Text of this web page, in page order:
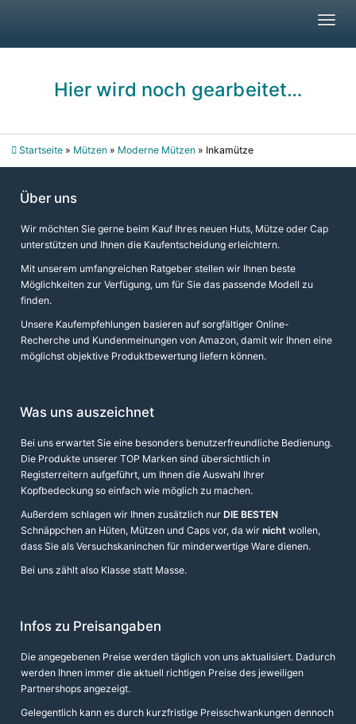
Hier wird noch gearbeitet…
Startseite » Mützen » Moderne Mützen » Inkamütze
Über uns
Wir möchten Sie gerne beim Kauf Ihres neuen Huts, Mütze oder Cap
unterstützen und Ihnen die Kaufentscheidung erleichtern.
Mit unserem umfangreichen Ratgeber stellen wir Ihnen beste
Möglichkeiten zur Verfügung, um für Sie das passende Modell zu
finden.
Unsere Kaufempfehlungen basieren auf sorgfältiger Online-
Recherche und Kundenmeinungen von Amazon, damit wir Ihnen eine
möglichst objektive Produktbewertung liefern können.
Was uns auszeichnet
Bei uns erwartet Sie eine besonders benutzerfreundliche Bedienung.
Die Produkte unserer TOP Marken sind übersichtlich in
Registerreitern aufgeführt, um Ihnen die Auswahl Ihrer
Kopfbedeckung so einfach wie möglich zu machen.
Außerdem schlagen wir Ihnen zusätzlich nur DIE BESTEN
Schnäppchen an Hüten, Mützen und Caps vor, da wir nicht wollen,
dass Sie als Versuchskaninchen für minderwertige Ware dienen.
Bei uns zählt also Klasse statt Masse.
Infos zu Preisangaben
Die angegebenen Preise werden täglich von uns aktualisiert. Dadurch
werden Ihnen immer die aktuell richtigen Preise des jeweiligen
Partnershops angezeigt.
Gelegentlich kann es durch kurzfristige Preisschwankungen dennoch